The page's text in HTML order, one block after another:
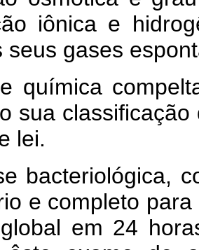
iônica e
seus gases
química
sua
lei.
bacteriológica,
e completo
em 24